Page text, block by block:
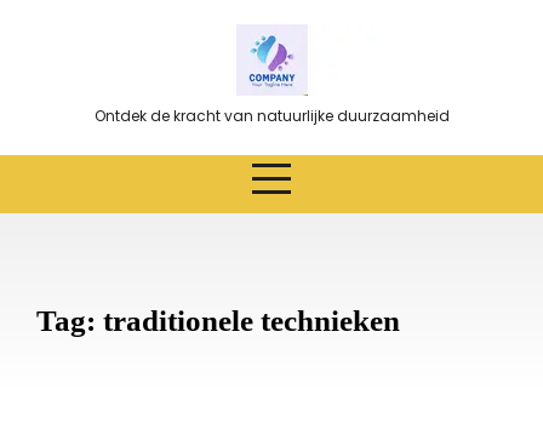
Ontdek de kracht van natuurlijke duurzaamheid
Tag: traditionele technieken